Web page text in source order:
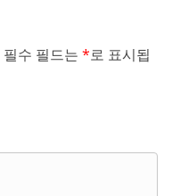
필수 필드는 *로 표시됩